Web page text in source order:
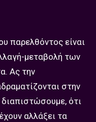
παρελθόντος είναι
μεταβολή των
Ας την
στην
ότι
αλλάξει τα